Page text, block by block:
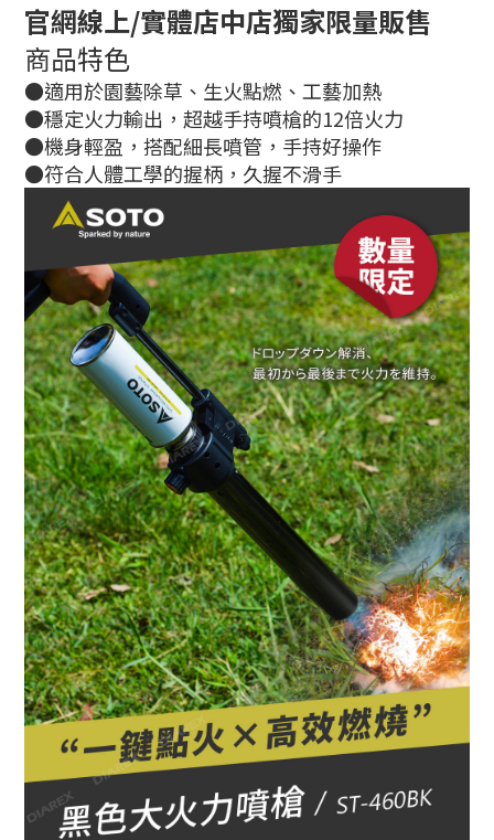
官網線上/實體店中店獨家限量販售
商品特色
●適用於園藝除草、生火點燃、工藝加熱
●穩定火力輸出，超越手持噴槍的12倍火力
●機身輕盈，搭配細長噴管，手持好操作
●符合人體工學的握柄，久握不滑手